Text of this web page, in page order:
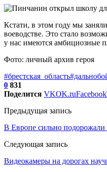
Кстати, в этом году мы
воеводстве. Это стало
у нас имеются амбициозные
Фото: личный архив героя
#брестская_область
0 831
Поделится VKOK.ruFacebook
Предыдущая запись
В Европе сильно
Следующая запись
Видеокамеры на дорогах